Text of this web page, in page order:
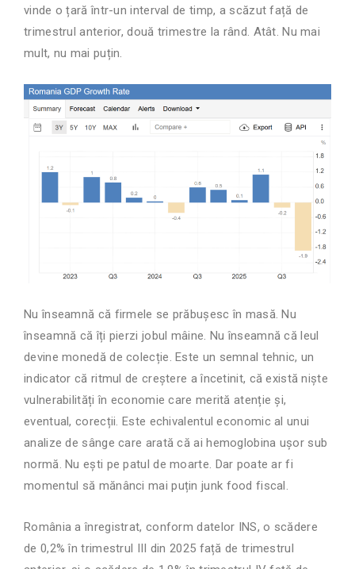
vinde o țară într-un interval de timp, a scăzut față de
trimestrul anterior, două trimestre la rând. Atât. Nu mai
mult, nu mai puțin.
Nu înseamnă că firmele se prăbușesc în masă. Nu
înseamnă că îți pierzi jobul mâine. Nu înseamnă că leul
devine monedă de colecție. Este un semnal tehnic, un
indicator că ritmul de creștere a încetinit, că există niște
vulnerabilități în economie care merită atenție și,
eventual, corecții. Este echivalentul economic al unui
analize de sânge care arată că ai hemoglobina ușor sub
normă. Nu ești pe patul de moarte. Dar poate ar fi
momentul să mănânci mai puțin junk food fiscal.
România a înregistrat, conform datelor INS, o scădere
de 0,2% în trimestrul III din 2025 față de trimestrul